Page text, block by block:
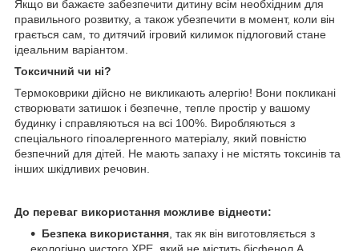
Якщо ви бажаєте забезпечити дитину всім необхідним для
правильного розвитку, а також убезпечити в момент, коли він
грається сам, то дитячий ігровий килимок підлоговий стане
ідеальним варіантом.
Токсичний чи ні?
Термоковрики дійсно не викликають алергію! Вони покликані
створювати затишок і безпечне, тепле простір у вашому
будинку і справляються на всі 100%. Виробляються з
спеціального гіпоалергенного матеріалу, який повністю
безпечний для дітей. Не мають запаху і не містять токсинів та
інших шкідливих речовин.
До переваг використання можливе віднести:
Безпека використання , так як він виготовляється з
екологічно чистого XPE, який не містить бісфенол А,